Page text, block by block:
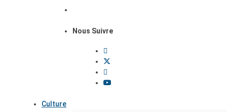
Nous Suivre
Culture